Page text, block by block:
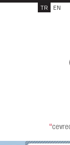
TR EN